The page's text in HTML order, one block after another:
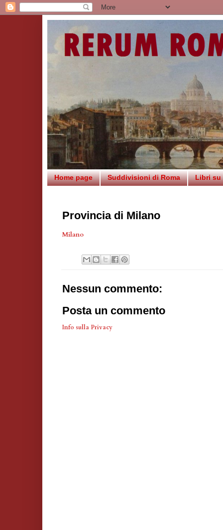
Home page Suddivisioni di Roma Libri su
Provincia di Milano
Milano
Nessun commento:
Posta un commento
Info sulla Privacy